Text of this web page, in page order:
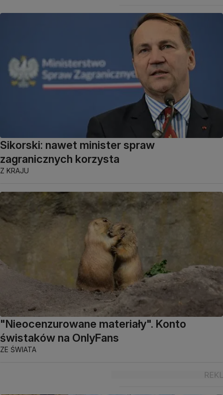
Sikorski: nawet minister spraw
zagranicznych korzysta
Z KRAJU
"Nieocenzurowane materiały". Konto
świstaków na OnlyFans
ZE ŚWIATA